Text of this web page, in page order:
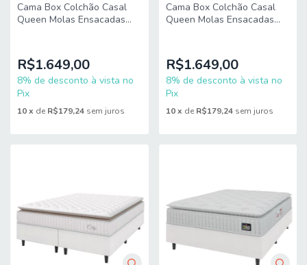
Cama Box Colchão Casal
Queen Molas Ensacadas
R$1.649,00
8% de desconto à vista no
Pix
10x de R$179,24 sem juros
Cama Box Colchão Casal
Queen Molas Ensacadas
R$1.649,00
8% de desconto à vista no
Pix
10 x de R$179,24 sem juros